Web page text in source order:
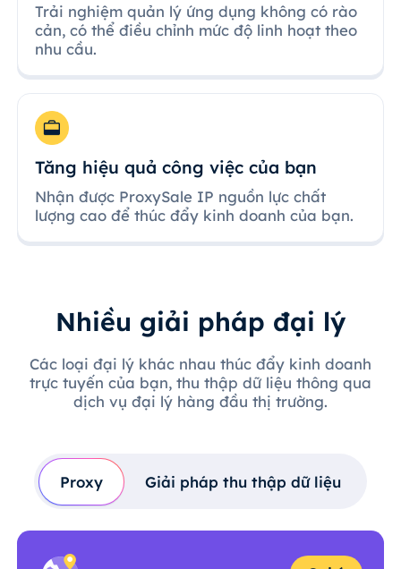
Trải nghiệm quản lý ứng dụng không có rào
cản, có thể điều chỉnh mức độ linh hoạt theo
nhu cầu.
Tăng hiệu quả công việc của bạn
Nhận được ProxySale IP nguồn lực chất
lượng cao để thúc đẩy kinh doanh của bạn.
Nhiều giải pháp đại lý
Các loại đại lý khác nhau thúc đẩy kinh doanh
trực tuyến của bạn, thu thập dữ liệu thông qua
dịch vụ đại lý hàng đầu thị trường.
Proxy Giải pháp thu thập dữ liệu